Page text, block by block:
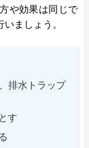
や効果は同じで
ましょう。
排水トラップ
す